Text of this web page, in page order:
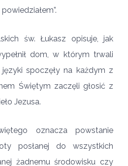
św. Łukasz opisuje, jak
dom, w którym trwali
spoczęły na każdym z
Świętym zaczęli głosić z
Jezusa.
oznacza powstanie
posłanej do wszystkich
żadnemu środowisku czy